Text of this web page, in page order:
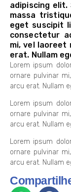
adipiscing elit.
massa
eget suscipit
consectetur
mi, vel laoreet
erat. Nullam
Lorem ipsum
ornare pulvinar
arcu erat. Nullam
Lorem ipsum
ornare pulvinar
arcu erat. Nullam
Lorem ipsum
ornare pulvinar
arcu erat. Nullam